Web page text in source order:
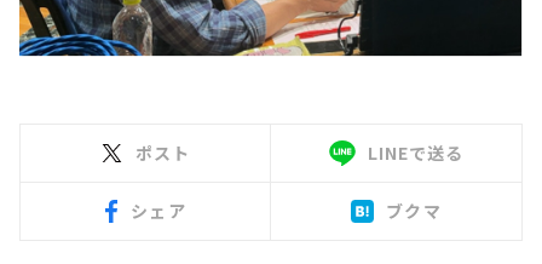
ポスト LINEで送る
シェア ブクマ